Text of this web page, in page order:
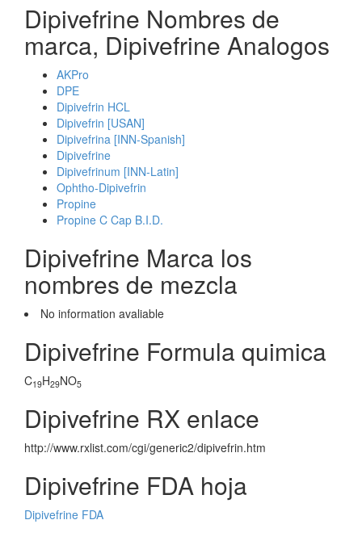
Dipivefrine Nombres de
marca, Dipivefrine Analogos
AKPro
DPE
Dipivefrin HCL
Dipivefrin [USAN]
Dipivefrina [INN-Spanish]
Dipivefrine
Dipivefrinum [INN-Latin]
Ophtho-Dipivefrin
Propine
Propine C Cap B.I.D.
Dipivefrine Marca los
nombres de mezcla
No information avaliable
Dipivefrine Formula quimica
C19H29NO5
Dipivefrine RX enlace
http://www.rxlist.com/cgi/generic2/dipivefrin.htm
Dipivefrine FDA hoja
Dipivefrine FDA